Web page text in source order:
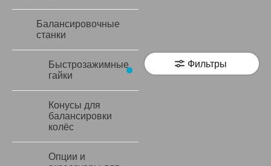
Балансировочные
станки
Быстрозажимные
гайки
Конусы для
балансировки
колёс
Опции и
Фильтры